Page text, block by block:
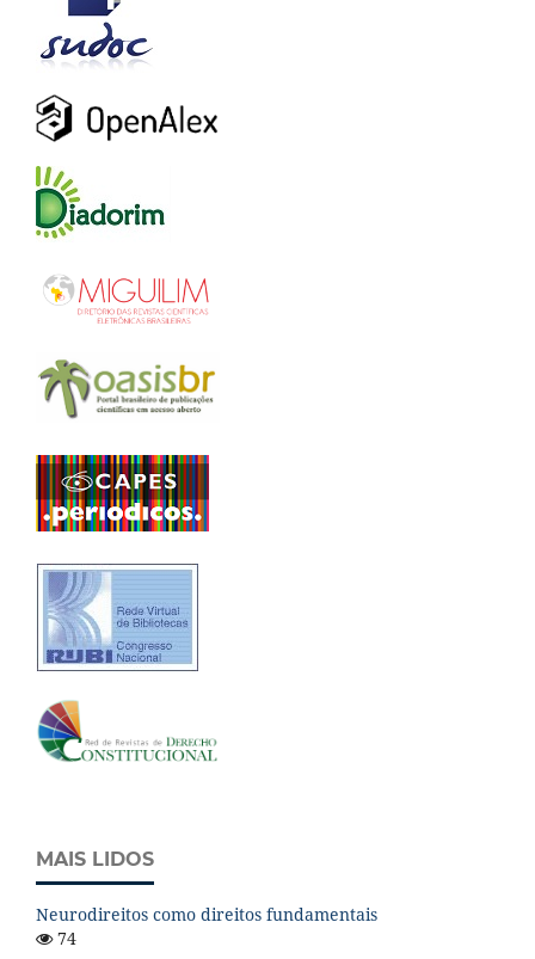
MAIS LIDOS
Neurodireitos como direitos fundamentais
74